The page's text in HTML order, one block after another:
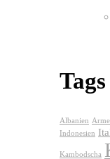
Tags
Albanien
Indonesien
Kambodscha